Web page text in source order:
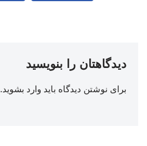
دیدگاهتان را بنویسید
برای نوشتن دیدگاه باید وارد بشوید.